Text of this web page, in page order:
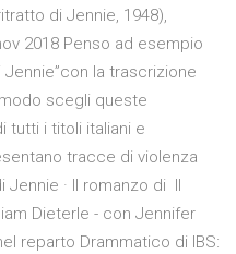
di Jennie, 1948),
2018 Penso ad esempio
la trascrizione
scegli queste
tutti i titoli italiani e
tracce di violenza
· Il romanzo di Il
Dieterle - con Jennifer
reparto Drammatico di IBS: